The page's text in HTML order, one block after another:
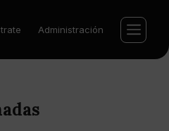
Administración